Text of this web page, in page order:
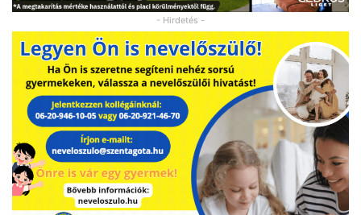
- Hirdetés -